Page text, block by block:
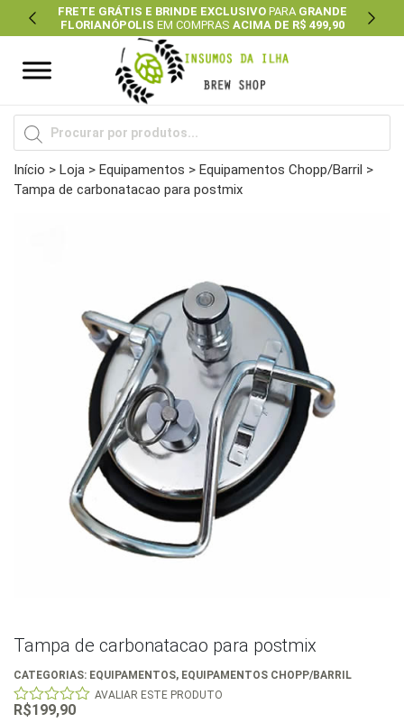
FRETE GRÁTIS E BRINDE EXCLUSIVOPARA GRANDE
FLORIANÓPOLIS EM COMPRAS ACIMA DE R$ 499,90
Previous Next
Pesquisar
produtos
Início > Loja > Equipamentos > Equipamentos Chopp/Barril >
Tampa de carbonatacao para postmix
Tampa de carbonatacao para postmix
CATEGORIAS: EQUIPAMENTOS, EQUIPAMENTOS CHOPP/BARRIL
0
AVALIAR ESTE PRODUTO
R$199,90